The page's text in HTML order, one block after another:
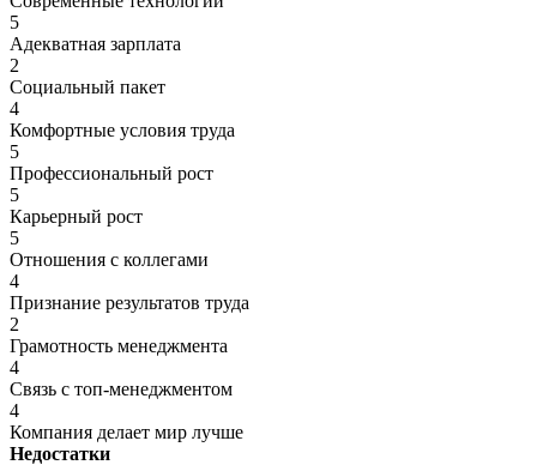
5
Адекватная зарплата
2
Социальный пакет
4
Комфортные условия труда
5
Профессиональный рост
5
Карьерный рост
5
Отношения с коллегами
4
Признание результатов труда
2
Грамотность менеджмента
4
Связь с топ-менеджментом
4
Компания делает мир лучше
Недостатки